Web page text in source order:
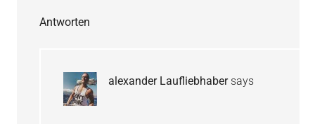
Antworten
alexander Laufliebhaber says